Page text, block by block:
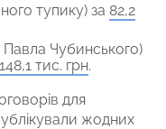
тупику) за 82,2
Павла Чубинського)
148,1 тис. грн.
для
жодних